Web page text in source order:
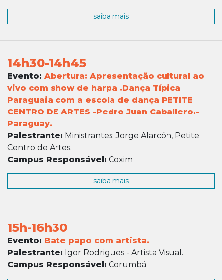
saiba mais
14h30-14h45
Evento: Abertura: Apresentação cultural ao
vivo com show de harpa .Dança Típica
Paraguaia com a escola de dança PETITE
CENTRO DE ARTES -Pedro Juan Caballero.-
Paraguay.
Palestrante: Ministrantes: Jorge Alarcón, Petite
Centro de Artes.
Campus Responsável: Coxim
saiba mais
15h-16h30
Evento: Bate papo com artista.
Palestrante: Igor Rodrigues - Artista Visual.
Campus Responsável: Corumbá